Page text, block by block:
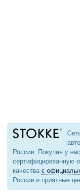
России. Покупая у нас
сертифицированную
качества с
России и приятные